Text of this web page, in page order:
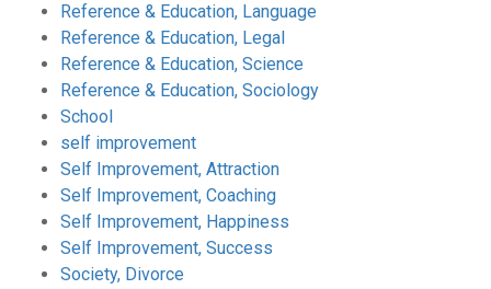
Reference & Education, Language
Reference & Education, Legal
Reference & Education, Science
Reference & Education, Sociology
School
self improvement
Self Improvement, Attraction
Self Improvement, Coaching
Self Improvement, Happiness
Self Improvement, Success
Society, Divorce